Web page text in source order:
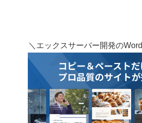
＼エックスサーバー開発の